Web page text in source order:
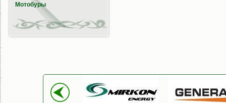
Мотобуры